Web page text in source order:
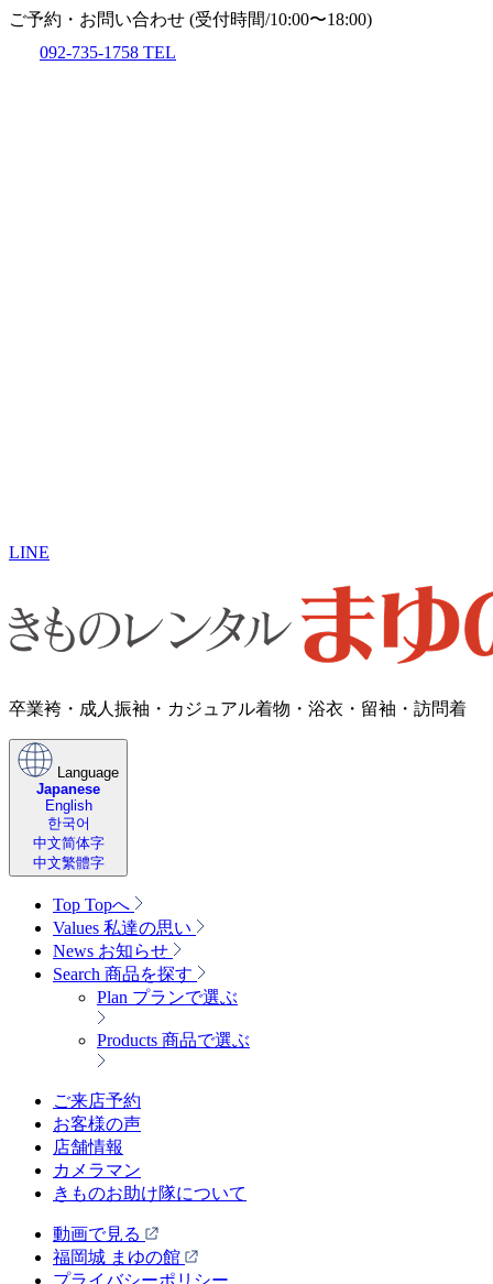
ご予約・お問い合わせ (受付時間/10:00〜18:00)
092-735-1758 TEL
LINE
卒業袴・成人振袖・カジュアル着物・浴衣・留袖・訪問着
Language
Japanese
English
한국어
中文简体字
中文繁體字
Top Topへ
Values 私達の思い
News お知らせ
Search 商品を探す
Plan プランで選ぶ
Products 商品で選ぶ
ご来店予約
お客様の声
店舗情報
カメラマン
きものお助け隊について
動画で見る
福岡城 まゆの館
プライバシーポリシー